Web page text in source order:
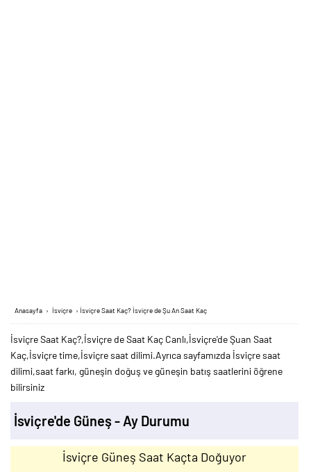
Anasayfa › İsviçre › İsviçre Saat Kaç? İsviçre de Şu An Saat Kaç
İsviçre Saat Kaç?,İsviçre de Saat Kaç Canlı,İsviçre'de Şuan Saat
Kaç,İsviçre time,İsviçre saat dilimi.Ayrıca sayfamızda İsviçre saat
dilimi,saat farkı, güneşin doğuş ve güneşin batış saatlerini öğrene
bilirsiniz
İsviçre'de Güneş - Ay Durumu
İsviçre Güneş Saat Kaçta Doğuyor